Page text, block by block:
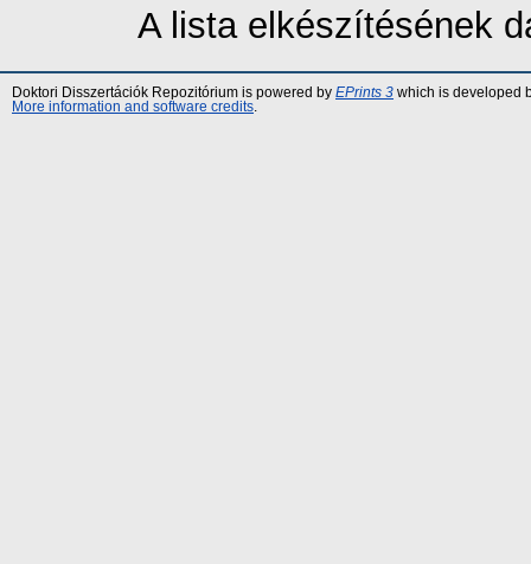
A lista elkészítésének
Doktori Disszertációk Repozitórium is powered by EPrints 3 which is developed
More information and software credits